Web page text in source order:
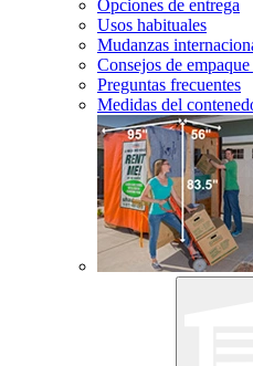
Opciones de entrega
Usos habituales
Mudanzas
Consejos de
Preguntas frecuentes
Medidas del